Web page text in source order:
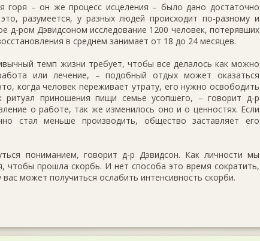
горя – он же процесс исцеления – было дано достаточно
разумеется, у разных людей происходит по-разному и
д-ром Дэвидсоном исследование 1200 человек, потерявших
в среднем занимает от 18 до 24 месяцев.
темп жизни требует, чтобы все делалось как можно
или лечение, – подобный отдых может оказаться
когда человек переживает утрату, его нужно освободить
ритуал приношения пищи семье усопшего, – говорит д-р
о работе, так же изменилось оно и о ценностях. Если
стал меньше производить, общество заставляет его
пониманием, говорит д-р Дэвидсон. Как личности мы
чтобы прошла скорбь. И нет способа это время сократить,
может получиться ослабить интенсивность скорби.